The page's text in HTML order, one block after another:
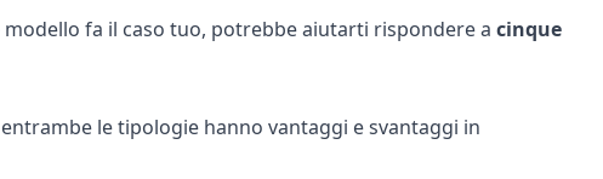
fa il caso tuo, potrebbe aiutarti rispondere a cinque
entrambe le tipologie hanno vantaggi e svantaggi in